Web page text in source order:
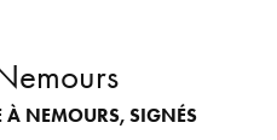
À NEMOURS, SIGNÉS